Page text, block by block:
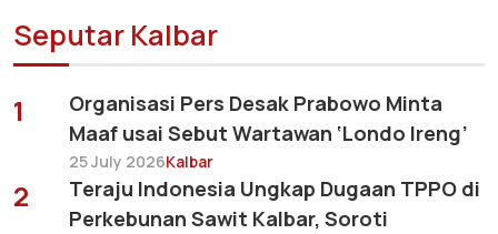
Seputar Kalbar
1
Organisasi Pers Desak Prabowo Minta
Maaf usai Sebut Wartawan ‘Londo Ireng’
25 July 2026Kalbar
2
Teraju Indonesia Ungkap Dugaan TPPO di
Perkebunan Sawit Kalbar, Soroti